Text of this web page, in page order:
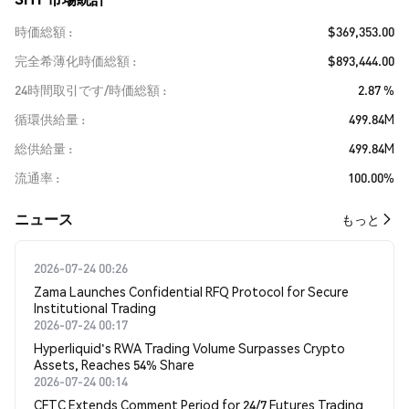
時価総額
$369,353.00
完全希薄化時価総額
$893,444.00
24時間取引です/時価総額
2.87 %
循環供給量
499.84M
総供給量
499.84M
流通率
100.00%
​​ニュース​​ もっと
2026-07-24 00:26
Zama Launches Confidential RFQ Protocol for Secure
Institutional Trading
2026-07-24 00:17
Hyperliquid's RWA Trading Volume Surpasses Crypto
Assets, Reaches 54% Share
2026-07-24 00:14
CFTC Extends Comment Period for 24/7 Futures Trading